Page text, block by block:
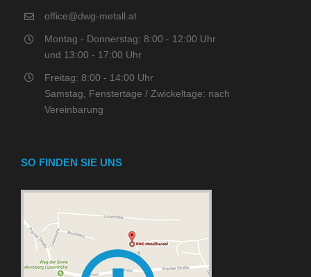
office@dwg-metall.at
Montag - Donnerstag: 8:00 - 12:00 Uhr
und 13:00 - 17:00 Uhr
Freitag: 8:00 - 14:00 Uhr
Samstag, Fenstertage / Zwickeltage: nach
Vereinbarung
SO FINDEN SIE UNS